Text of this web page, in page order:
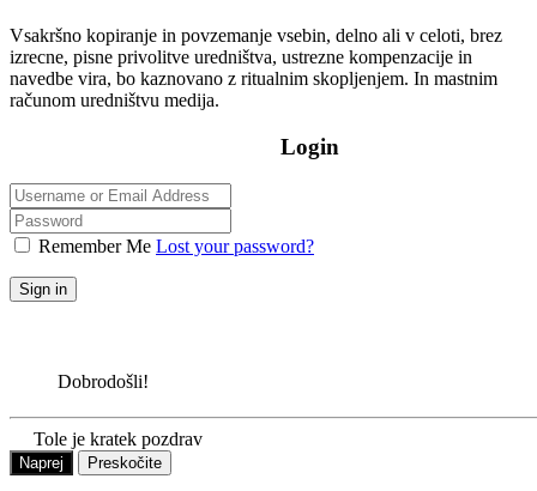
Vsakršno kopiranje in povzemanje vsebin, delno ali v celoti, brez
izrecne, pisne privolitve uredništva, ustrezne kompenzacije in
navedbe vira, bo kaznovano z ritualnim skopljenjem. In mastnim
računom uredništvu medija.
Login
Remember Me Lost your password?
Sign in
Dobrodošli!
Tole je kratek pozdrav
Naprej Preskočite